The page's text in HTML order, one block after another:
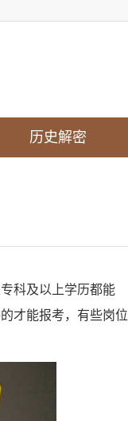
历史解密
科及以上学历都能
才能报考，有些岗位